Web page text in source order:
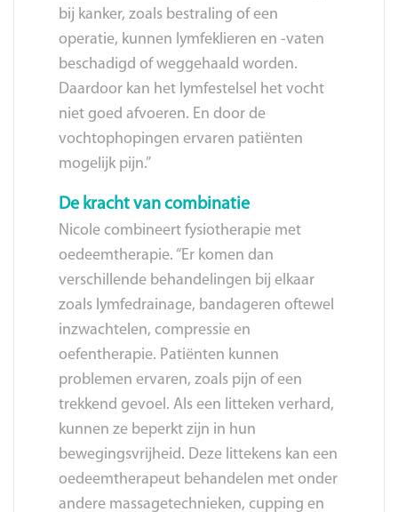
bij kanker, zoals bestraling of een
operatie, kunnen lymfeklieren en -vaten
beschadigd of weggehaald worden.
Daardoor kan het lymfestelsel het vocht
niet goed afvoeren. En door de
vochtophopingen ervaren patiënten
mogelijk pijn.”
De kracht van combinatie
Nicole combineert fysiotherapie met
oedeemtherapie. “Er komen dan
verschillende behandelingen bij elkaar
zoals lymfedrainage, bandageren oftewel
inzwachtelen, compressie en
oefentherapie. Patiënten kunnen
problemen ervaren, zoals pijn of een
trekkend gevoel. Als een litteken verhard,
kunnen ze beperkt zijn in hun
bewegingsvrijheid. Deze littekens kan een
oedeemtherapeut behandelen met onder
andere massagetechnieken, cupping en